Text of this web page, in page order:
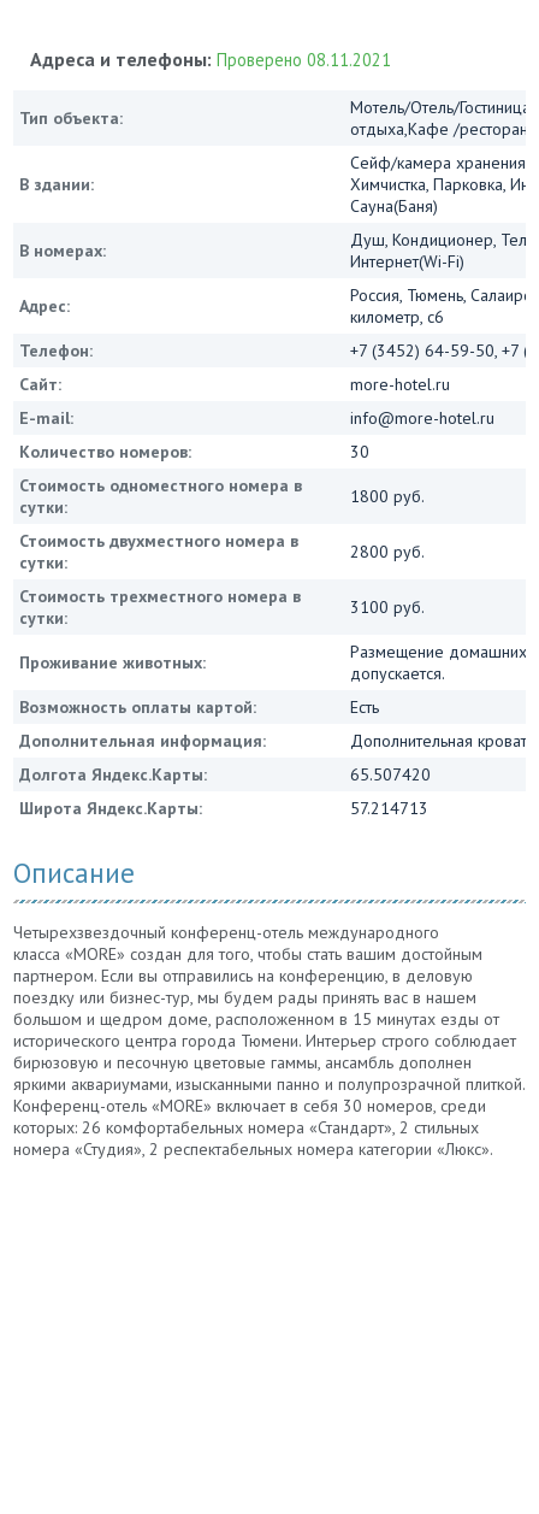
Адреса и телефоны:Проверено 08.11.2021
Тип объекта:
Мотель/Отель/
отдыха,Кафе /рестораны
В здании:
Сейф/камера хранения,
Химчистка, Парковка,
Сауна(Баня)
В номерах:
Душ, Кондиционер,
Интернет(Wi-Fi)
Адрес:
Россия, Тюмень,
километр, с6
Телефон:
+7 (3452) 64-59-50, +7
Сайт:
more-hotel.ru
E-mail:
info@more-hotel.ru
Количество номеров:
30
Стоимость одноместного номера в
сутки:
1800 руб.
Стоимость двухместного номера в
сутки:
2800 руб.
Стоимость трехместного номера в
сутки:
3100 руб.
Проживание животных:
Размещение домашних
допускается.
Возможность оплаты картой:
Есть
Дополнительная информация:
Дополнительная
Долгота Яндекс.Карты:
65.507420
Широта Яндекс.Карты:
57.214713
Описание
Четырехзвездочный конференц-отель международного
класса «MORE» создан для того, чтобы стать вашим достойным
партнером. Если вы отправились на конференцию, в деловую
поездку или бизнес-тур, мы будем рады принять вас в нашем
большом и щедром доме, расположенном в 15 минутах езды от
исторического центра города Тюмени. Интерьер строго соблюдает
бирюзовую и песочную цветовые гаммы, ансамбль дополнен
яркими аквариумами, изысканными панно и полупрозрачной плиткой.
Конференц-отель «MORE» включает в себя 30 номеров, среди
которых: 26 комфортабельных номера «Стандарт», 2 стильных
номера «Студия», 2 респектабельных номера категории «Люкс».